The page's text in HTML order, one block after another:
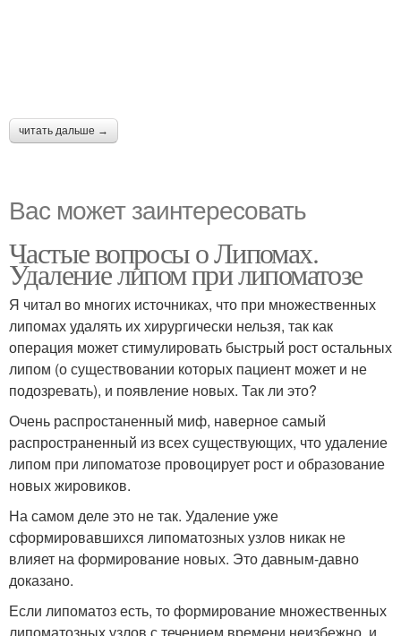
читать дальше →
Вас может заинтересовать
Частые вопросы о Липомах.
Удаление липом при липоматозе
Я читал во многих источниках, что при множественных
липомах удалять их хирургически нельзя, так как
операция может стимулировать быстрый рост остальных
липом (о существовании которых пациент может и не
подозревать), и появление новых. Так ли это?
Очень распростаненный миф, наверное самый
распространенный из всех существующих, что удаление
липом при липоматозе провоцирует рост и образование
новых жировиков.
На самом деле это не так. Удаление уже
сформировавшихся липоматозных узлов никак не
влияет на формирование новых. Это давным-давно
доказано.
Если липоматоз есть, то формирование множественных
липоматозных узлов с течением времени неизбежно, и